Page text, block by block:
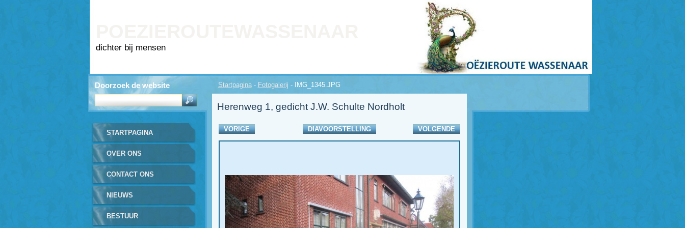
dichter bij mensen
Startpagina - Fotogalerij - IMG_1345.JPG
Herenweg 1, gedicht J.W. Schulte Nordholt
VORIGE DIAVOORSTELLING VOLGENDE
STARTPAGINA
OVER ONS
CONTACT ONS
NIEUWS
BESTUUR
Doorzoek de website
homepagina